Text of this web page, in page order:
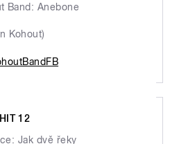
Band: Anebone
Kohout)
HIT 12
Jak dvě řeky